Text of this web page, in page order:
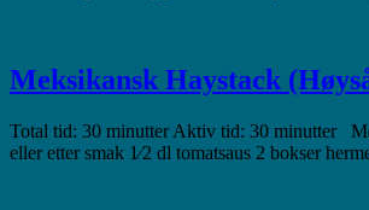
Meksikansk Haystack
Total tid: 30 minutter Aktiv tid: 30 minutter
eller etter smak 1⁄2 dl tomatsaus 2 bokser